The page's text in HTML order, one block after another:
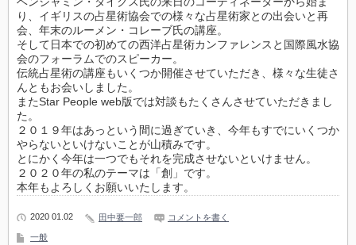
り、イギリスの占星術協会での様々な占星術家との出会いと再
会、年末のルーメン・コレーブ氏の講座。
そして日本での初めての西洋占星術カンファレンスと国際風水協
会のフォーラムでのスピーカー。
伝統占星術の講座もいくつか開催させていただき、様々な生徒さ
んともお会いしました。
またStar People web版では対談もたくさんさせていただきまし
た。
２０１９年はあっという間に過ぎていき、今年もすでにいくつか
やらないといけないことが山積みです。
とにかく今年は一つでもそれを完成させないといけません。
２０２０年の私のテーマは「創」です。
本年もよろしくお願いいたします。
2020 01.02 田中要一郎 コメントを書く
一般